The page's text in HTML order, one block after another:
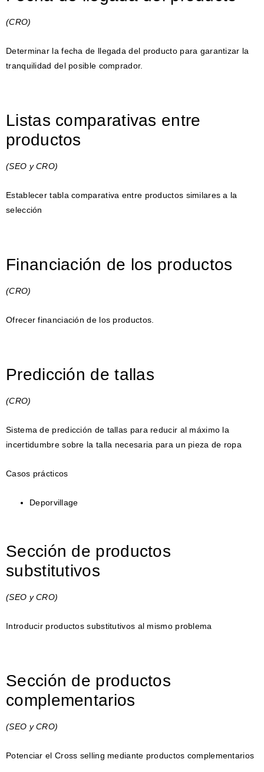
(CRO)
Determinar la fecha de llegada del producto para garantizar la
tranquilidad del posible comprador.
Listas comparativas entre
productos
(SEO y CRO)
Establecer tabla comparativa entre productos similares a la
selección
Financiación de los productos
(CRO)
Ofrecer financiación de los productos.
Predicción de tallas
(CRO)
Sistema de predicción de tallas para reducir al máximo la
incertidumbre sobre la talla necesaria para un pieza de ropa
Casos prácticos
Deporvillage
Sección de productos
substitutivos
(SEO y CRO)
Introducir productos substitutivos al mismo problema
Sección de productos
complementarios
(SEO y CRO)
Potenciar el Cross selling mediante productos complementarios